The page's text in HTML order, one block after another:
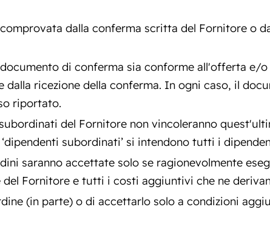
dalla conferma scritta del Fornitore o
di conferma sia conforme all'offerta e/
dalla ricezione della conferma. In ogni caso, il
riportato.
del Fornitore non vincoleranno
subordinati’ si intendono tutti i
saranno accettate solo se ragionevolmente
Fornitore e tutti i costi aggiuntivi che ne
(in parte) o di accettarlo solo a condizioni